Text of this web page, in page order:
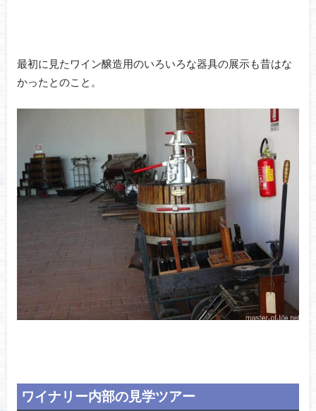
最初に見たワイン醸造用のいろいろな器具の展示も昔はな
かったとのこと。
ワイナリー内部の見学ツアー